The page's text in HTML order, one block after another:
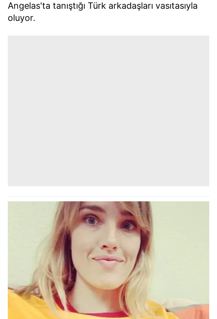
Angelas'ta tanıştığı Türk arkadaşları vasıtasıyla
oluyor.